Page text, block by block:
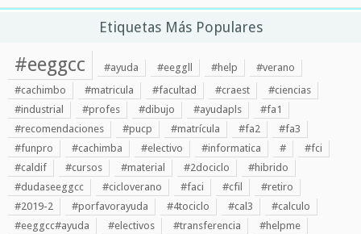
Etiquetas Más Populares
#eeggcc #ayuda #eeggll #help
#verano
#cachimbo
#matricula #facultad #craest
#ciencias
#industrial
#profes #dibujo #ayudapls
#fa1
#recomendaciones
#pucp #matrícula #fa2
#fa3
#funpro
#cachimba #electivo #informatica #
#fci
#caldif
#cursos #material #2dociclo
#hibrido
#dudaseeggcc
#cicloverano #faci #cfil
#retiro
#2019-2
#porfavorayuda #4tociclo #cal3
#calculo
#eeggcc#ayuda
#electivos #transferencia
#helpme